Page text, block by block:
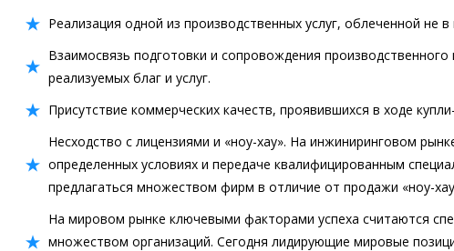
Реализация одной из производственных услуг, облеченной
Взаимосвязь подготовки и сопровождения
реализуемых благ и услуг.
Присутствие коммерческих качеств, проявившихся в ходе
Несходство с лицензиями и «ноу-хау». На инжиниринговом
определенных условиях и передаче квалифицированным
предлагаться множеством фирм в отличие от продажи «ноу-
На мировом рынке ключевыми факторами успеха считаются
множеством организаций. Сегодня лидирующие мировые